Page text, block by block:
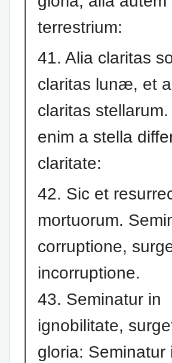
terrestrium:
41. Alia claritas
claritas lunæ, et
claritas
enim a stella
claritate:
42. Sic et
mortuorum.
corruptione,
incorruptione.
43. Seminatur in
ignobilitate,
gloria: Seminatur